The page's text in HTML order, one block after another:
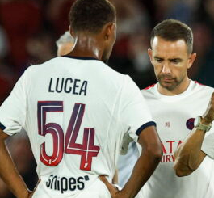
bateadores y ganaba 16-6.
definitivo.
Figuras al bate para Nueva York
Bo Bichette
llenó la hoja de
tres impulsadas. Brett Baty se fue
respaldando su sencillo en las
con un doble y tres impulsadas,
Hubo ayuda por todas partes:
remolcó una, y Luis Torrens aportó
con promedio de .353 y OPS de .942